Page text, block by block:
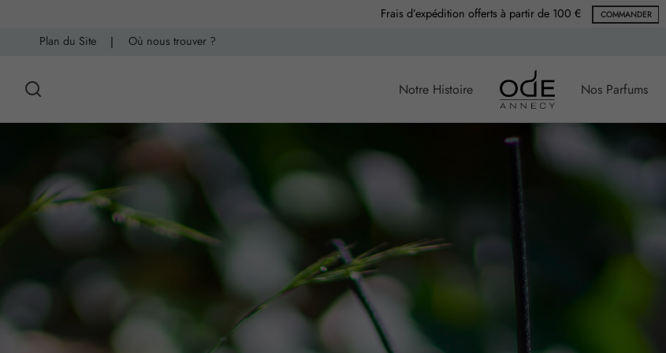
Frais d’expédition offerts à partir de 100 € COMMANDER
Plan du Site | Où nous trouver ?
Notre Histoire Nos Parfums